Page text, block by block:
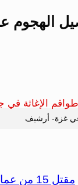
الهجوم
في غزة- أرشيف
مقتل 15 من عمال الإغاثة في مدينة رفح